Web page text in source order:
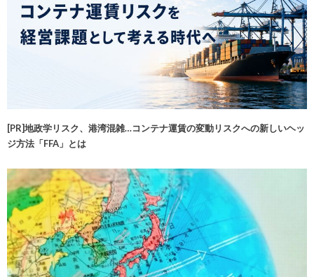
[PR]地政学リスク、港湾混雑…コンテナ運賃の変動リスクへの新しいヘッ
ジ方法「FFA」とは